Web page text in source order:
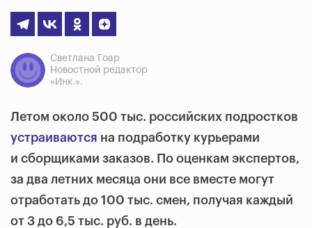
Светлана Гоар
Новостной редактор
«Инк.».
Летом около 500 тыс. российских подростков
устраиваются на подработку курьерами
и сборщиками заказов. По оценкам экспертов,
за два летних месяца они все вместе могут
отработать до 100 тыс. смен, получая каждый
от 3 до 6,5 тыс. руб. в день.